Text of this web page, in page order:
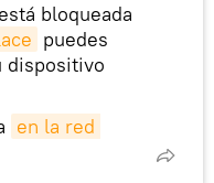
bloqueada
puedes
dispositivo
en la red